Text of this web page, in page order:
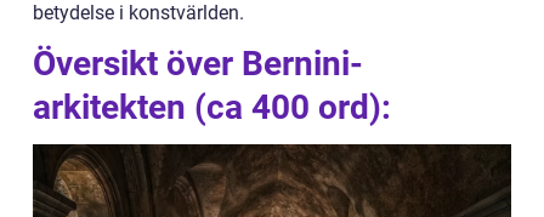
betydelse i konstvärlden.
Översikt över Bernini-
arkitekten (ca 400 ord):